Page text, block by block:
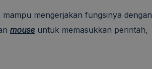
mengerjakan fungsinya dengan
mouse untuk memasukkan perintah,